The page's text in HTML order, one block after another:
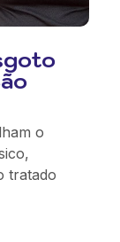
o
tratado